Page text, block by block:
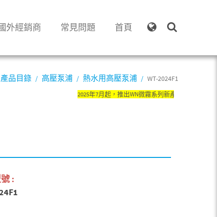
外經銷商 常見問題 首頁
產品目錄 高壓泵浦 熱水用高壓泵浦 WT-2024F1
2025年7月起，推出WN微霧系列新產品，舊產品系列如
: